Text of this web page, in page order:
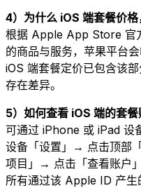
4）为什么 iOS 端套餐价格
根据 Apple App Store 官
的商品与服务，苹果平台
iOS 端套餐定价已包含该
存在差异。
5）如何查看 iOS 端的套餐
可通过 iPhone 或 iPad 设
设备「设置」→ 点击顶部
项目」→ 点击「查看账户
所有通过该 Apple ID 产生